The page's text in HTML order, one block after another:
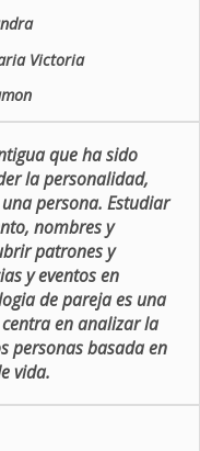
Victoria
que ha sido
la personalidad,
persona. Estudiar
nombres y
patrones y
y eventos en
de pareja es una
en analizar la
personas basada en
vida.